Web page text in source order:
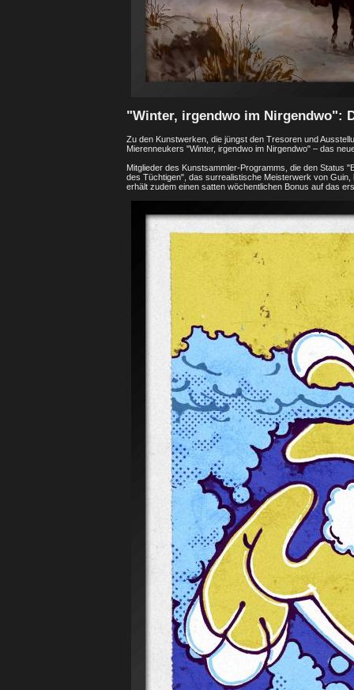
"Winter, irgendwo im Nirgendwo":
Zu den Kunstwerken, die jüngst den Tresoren und
Mierenneukers "Winter, irgendwo im Nirgendwo" – das
Mitglieder des Kunstsammler-Programms, die den Status
des Tüchtigen", das surrealistische Meisterwerk von
erhält zudem einen satten wöchentlichen Bonus auf das